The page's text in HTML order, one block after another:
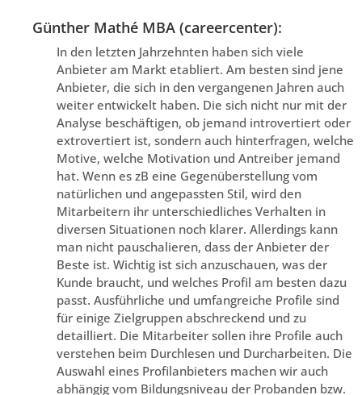
Günther Mathé MBA (careercenter):
In den letzten Jahrzehnten haben sich viele
Anbieter am Markt etabliert. Am besten sind jene
Anbieter, die sich in den vergangenen Jahren auch
weiter entwickelt haben. Die sich nicht nur mit der
Analyse beschäftigen, ob jemand introvertiert oder
extrovertiert ist, sondern auch hinterfragen, welche
Motive, welche Motivation und Antreiber jemand
hat. Wenn es zB eine Gegenüberstellung vom
natürlichen und angepassten Stil, wird den
Mitarbeitern ihr unterschiedliches Verhalten in
diversen Situationen noch klarer. Allerdings kann
man nicht pauschalieren, dass der Anbieter der
Beste ist. Wichtig ist sich anzuschauen, was der
Kunde braucht, und welches Profil am besten dazu
passt. Ausführliche und umfangreiche Profile sind
für einige Zielgruppen abschreckend und zu
detailliert. Die Mitarbeiter sollen ihre Profile auch
verstehen beim Durchlesen und Durcharbeiten. Die
Auswahl eines Profilanbieters machen wir auch
abhängig vom Bildungsniveau der Probanden bzw.